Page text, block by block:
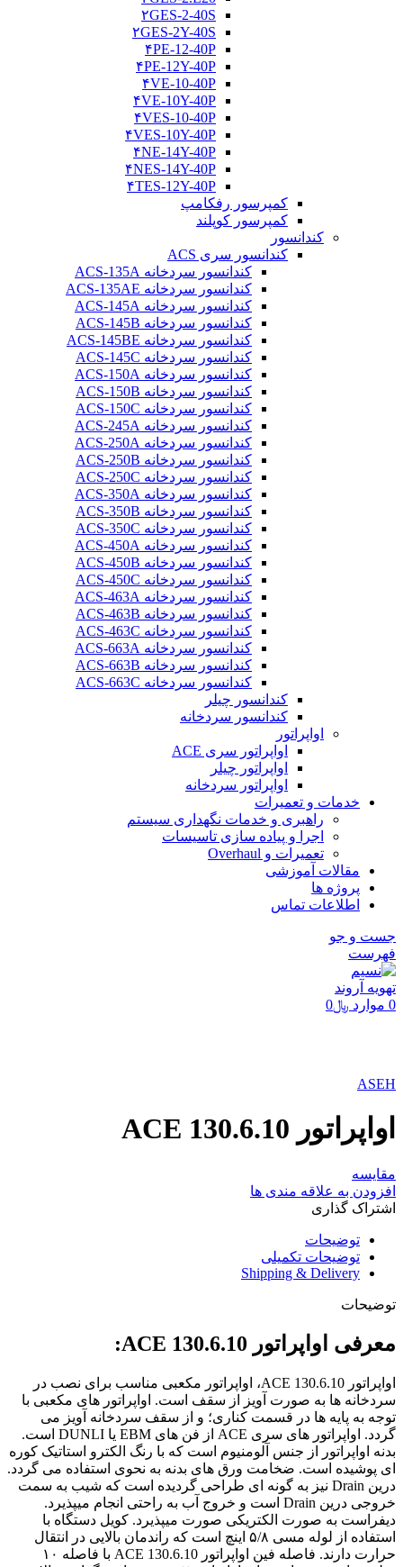
۲GES-2-40S
۲GES-2Y-40S
۴PE-12-40P
۴PE-12Y-40P
۴VE-10-40P
۴VE-10Y-40P
۴VES-10-40P
۴VES-10Y-40P
۴NE-14Y-40P
۴NES-14Y-40P
۴TES-12Y-40P
کمپرسور رفکامپ
کمپرسور کوپلند
کندانسور
کندانسور سری ACS
کندانسور سردخانه ACS-135A
کندانسور سردخانه ACS-135AE
کندانسور سردخانه ACS-145A
کندانسور سردخانه ACS-145B
کندانسور سردخانه ACS-145BE
کندانسور سردخانه ACS-145C
کندانسور سردخانه ACS-150A
کندانسور سردخانه ACS-150B
کندانسور سردخانه ACS-150C
کندانسور سردخانه ACS-245A
کندانسور سردخانه ACS-250A
کندانسور سردخانه ACS-250B
کندانسور سردخانه ACS-250C
کندانسور سردخانه ACS-350A
کندانسور سردخانه ACS-350B
کندانسور سردخانه ACS-350C
کندانسور سردخانه ACS-450A
کندانسور سردخانه ACS-450B
کندانسور سردخانه ACS-450C
کندانسور سردخانه ACS-463A
کندانسور سردخانه ACS-463B
کندانسور سردخانه ACS-463C
کندانسور سردخانه ACS-663A
کندانسور سردخانه ACS-663B
کندانسور سردخانه ACS-663C
کندانسور چیلر
کندانسور سردخانه
اواپراتور
اواپراتور سری ACE
اواپراتور چیلر
اواپراتور سردخانه
خدمات و تعمیرات
راهبری و خدمات نگهداری سیستم
اجرا و پیاده سازی تاسیسات
تعمیرات و Overhaul
مقالات آموزشی
پروژه ها
اطلاعات تماس
جست و جو
فهرست
0 موارد ﷼0
ASEH
اواپراتور ACE 130.6.10
مقایسه
افزودن به علاقه مندی ها
اشتراک گذاری
توضیحات
توضیحات تکمیلی
Shipping & Delivery
توضیحات
معرفی اواپراتور ACE 130.6.10:
اواپراتور ACE 130.6.10، اواپراتور مکعبی مناسب برای نصب در
سردخانه ها به صورت آویز از سقف است. اواپراتور های مکعبی با
توجه به پایه ها در قسمت کناری؛ و از سقف سردخانه آویز می
گردد. اواپراتور های سری ACE از فن های EBM یا DUNLI است.
بدنه اواپراتور از جنس آلومنیوم است که با رنگ الکترو استاتیک کوره
ای پوشیده است. ضخامت ورق های بدنه به نحوی استفاده می گردد.
درین Drain نیز به گونه ای طراحی گردیده است که شیب به سمت
خروجی درین Drain است و خروج آب به راحتی انجام میپذیرد.
دیفراست به صورت الکتریکی صورت میپذیرد. کویل دستگاه با
استفاده از لوله مسی ۵/۸ اینچ است که راندمان بالایی در انتقال
حرارت دارند. فاصله فین اواپراتور ACE 130.6.10 با فاصله ۱۰